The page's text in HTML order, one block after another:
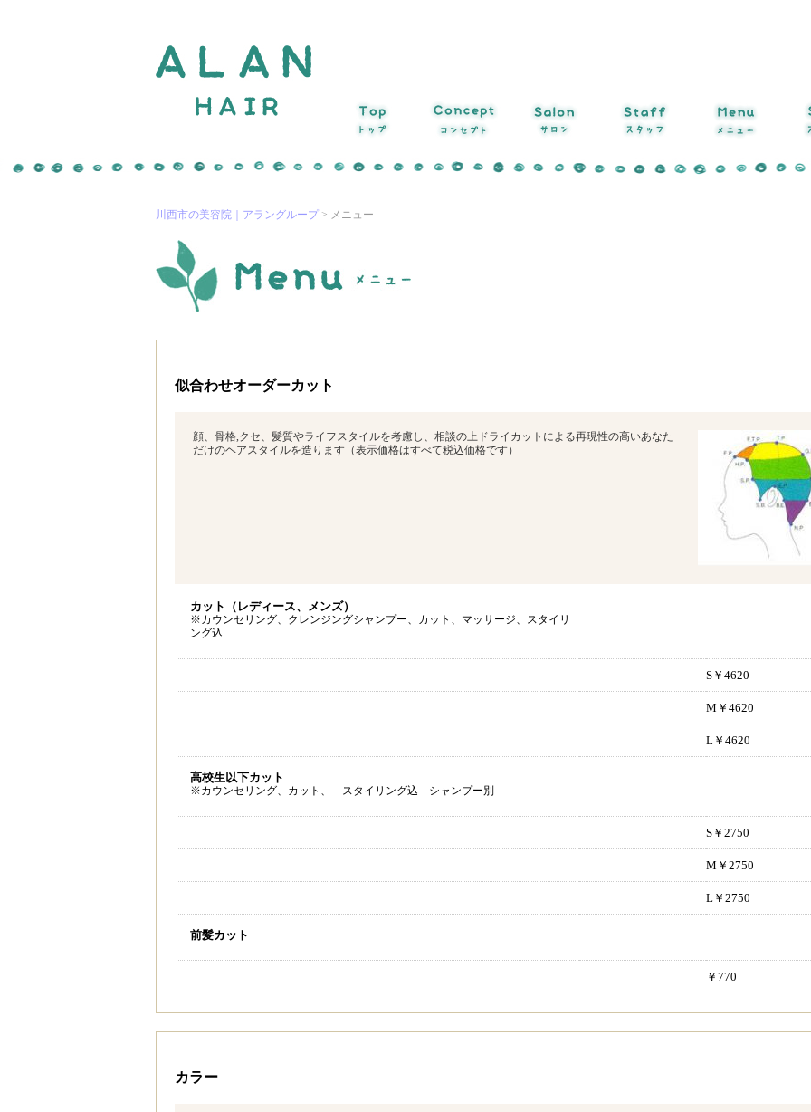
川西市の美容院｜アラングループ > メニュー
似合わせオーダーカット
顔、骨格,クセ、髪質やライフスタイルを考慮し、相談の上ドライカットによる再現性の高いあなた
だけのヘアスタイルを造ります（表示価格はすべて税込価格です）
カット（レディース、メンズ）
※カウンセリング、クレンジングシャンプー、カット、マッサージ、スタイリ
ング込
S￥4620
M￥4620
L￥4620
高校生以下カット
※カウンセリング、カット、 スタイリング込 シャンプー別
S￥2750
M￥2750
L￥2750
前髪カット
￥770
カラー